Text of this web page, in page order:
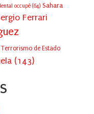
occupé (64) Sahara
Ferrari
Terrorismo de Estado
(143)